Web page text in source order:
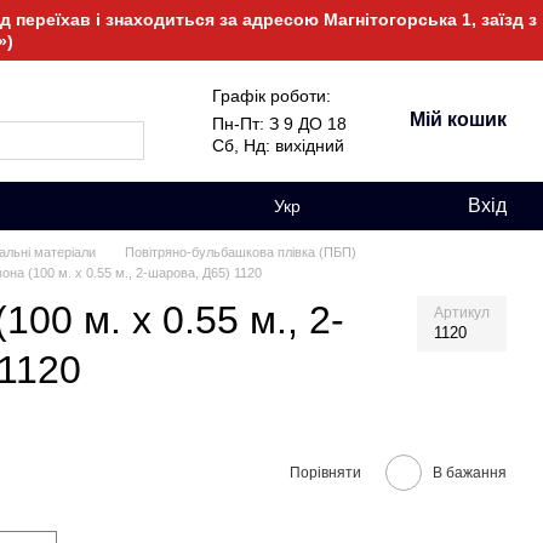
і знаходиться за адресою Магнітогорська 1, заїзд з
Графік роботи:
Пн-Пт: З 9 ДО 18
Сб, Нд: вихідний
Мій кошик
Укр Вхід
матеріали
Повітряно-бульбашкова плівка (ПБП)
(100 м. х 0.55 м., 2-шарова, Д65) 1120
м. х 0.55 м., 2-
Артикул
1120
Порівняти В бажання